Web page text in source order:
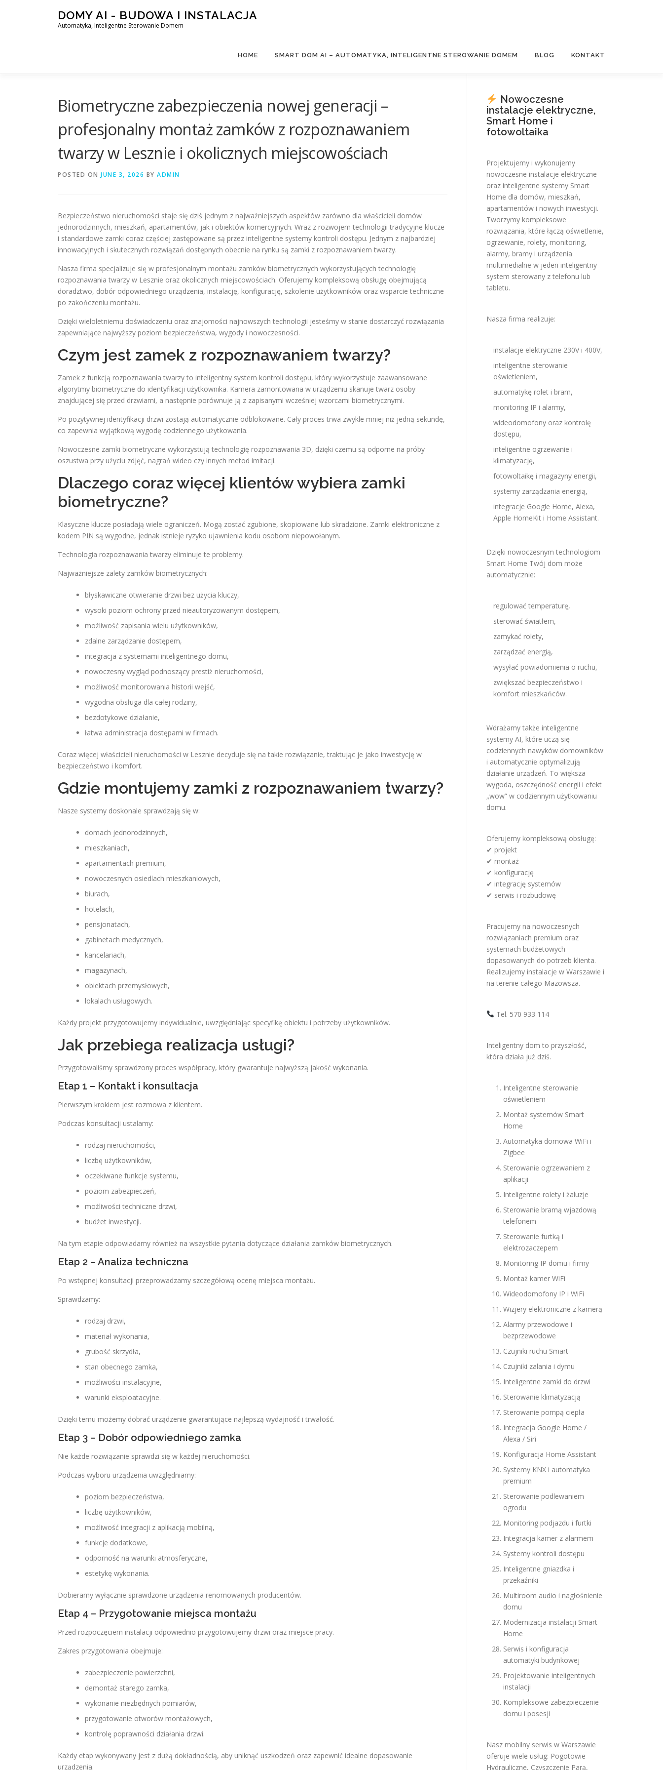
DOMY AI - BUDOWA I INSTALACJA
Automatyka, Inteligentne Sterowanie Domem
HOME SMART DOM AI – AUTOMATYKA, INTELIGENTNE STEROWANIE DOMEM BLOG KONTAKT
Biometryczne zabezpieczenia nowej generacji –
profesjonalny montaż zamków z rozpoznawaniem
twarzy w Lesznie i okolicznych miejscowościach
POSTED ON JUNE 3, 2026 BY ADMIN
Bezpieczeństwo nieruchomości staje się dziś jednym z najważniejszych aspektów zarówno dla właścicieli domów
jednorodzinnych, mieszkań, apartamentów, jak i obiektów komercyjnych. Wraz z rozwojem technologii tradycyjne klucze
i standardowe zamki coraz częściej zastępowane są przez inteligentne systemy kontroli dostępu. Jednym z najbardziej
innowacyjnych i skutecznych rozwiązań dostępnych obecnie na rynku są zamki z rozpoznawaniem twarzy.
Nasza firma specjalizuje się w profesjonalnym montażu zamków biometrycznych wykorzystujących technologię
rozpoznawania twarzy w Lesznie oraz okolicznych miejscowościach. Oferujemy kompleksową obsługę obejmującą
doradztwo, dobór odpowiedniego urządzenia, instalację, konfigurację, szkolenie użytkowników oraz wsparcie techniczne
po zakończeniu montażu.
Dzięki wieloletniemu doświadczeniu oraz znajomości najnowszych technologii jesteśmy w stanie dostarczyć rozwiązania
zapewniające najwyższy poziom bezpieczeństwa, wygody i nowoczesności.
Czym jest zamek z rozpoznawaniem twarzy?
Zamek z funkcją rozpoznawania twarzy to inteligentny system kontroli dostępu, który wykorzystuje zaawansowane
algorytmy biometryczne do identyfikacji użytkownika. Kamera zamontowana w urządzeniu skanuje twarz osoby
znajdującej się przed drzwiami, a następnie porównuje ją z zapisanymi wcześniej wzorcami biometrycznymi.
Po pozytywnej identyfikacji drzwi zostają automatycznie odblokowane. Cały proces trwa zwykle mniej niż jedną sekundę,
co zapewnia wyjątkową wygodę codziennego użytkowania.
Nowoczesne zamki biometryczne wykorzystują technologię rozpoznawania 3D, dzięki czemu są odporne na próby
oszustwa przy użyciu zdjęć, nagrań wideo czy innych metod imitacji.
Dlaczego coraz więcej klientów wybiera zamki
biometryczne?
Klasyczne klucze posiadają wiele ograniczeń. Mogą zostać zgubione, skopiowane lub skradzione. Zamki elektroniczne z
kodem PIN są wygodne, jednak istnieje ryzyko ujawnienia kodu osobom niepowołanym.
Technologia rozpoznawania twarzy eliminuje te problemy.
Najważniejsze zalety zamków biometrycznych:
błyskawiczne otwieranie drzwi bez użycia kluczy,
wysoki poziom ochrony przed nieautoryzowanym dostępem,
możliwość zapisania wielu użytkowników,
zdalne zarządzanie dostępem,
integracja z systemami inteligentnego domu,
nowoczesny wygląd podnoszący prestiż nieruchomości,
możliwość monitorowania historii wejść,
wygodna obsługa dla całej rodziny,
bezdotykowe działanie,
łatwa administracja dostępami w firmach.
Coraz więcej właścicieli nieruchomości w Lesznie decyduje się na takie rozwiązanie, traktując je jako inwestycję w
bezpieczeństwo i komfort.
Gdzie montujemy zamki z rozpoznawaniem twarzy?
Nasze systemy doskonale sprawdzają się w:
domach jednorodzinnych,
mieszkaniach,
apartamentach premium,
nowoczesnych osiedlach mieszkaniowych,
biurach,
hotelach,
pensjonatach,
gabinetach medycznych,
kancelariach,
magazynach,
obiektach przemysłowych,
lokalach usługowych.
Każdy projekt przygotowujemy indywidualnie, uwzględniając specyfikę obiektu i potrzeby użytkowników.
Jak przebiega realizacja usługi?
Przygotowaliśmy sprawdzony proces współpracy, który gwarantuje najwyższą jakość wykonania.
Etap 1 – Kontakt i konsultacja
Pierwszym krokiem jest rozmowa z klientem.
Podczas konsultacji ustalamy:
rodzaj nieruchomości,
liczbę użytkowników,
oczekiwane funkcje systemu,
poziom zabezpieczeń,
możliwości techniczne drzwi,
budżet inwestycji.
Na tym etapie odpowiadamy również na wszystkie pytania dotyczące działania zamków biometrycznych.
Etap 2 – Analiza techniczna
Po wstępnej konsultacji przeprowadzamy szczegółową ocenę miejsca montażu.
Sprawdzamy:
rodzaj drzwi,
materiał wykonania,
grubość skrzydła,
stan obecnego zamka,
możliwości instalacyjne,
warunki eksploatacyjne.
Dzięki temu możemy dobrać urządzenie gwarantujące najlepszą wydajność i trwałość.
Etap 3 – Dobór odpowiedniego zamka
Nie każde rozwiązanie sprawdzi się w każdej nieruchomości.
Podczas wyboru urządzenia uwzględniamy:
poziom bezpieczeństwa,
liczbę użytkowników,
możliwość integracji z aplikacją mobilną,
funkcje dodatkowe,
odporność na warunki atmosferyczne,
estetykę wykonania.
Dobieramy wyłącznie sprawdzone urządzenia renomowanych producentów.
Etap 4 – Przygotowanie miejsca montażu
Przed rozpoczęciem instalacji odpowiednio przygotowujemy drzwi oraz miejsce pracy.
Zakres przygotowania obejmuje:
zabezpieczenie powierzchni,
demontaż starego zamka,
wykonanie niezbędnych pomiarów,
przygotowanie otworów montażowych,
kontrolę poprawności działania drzwi.
Każdy etap wykonywany jest z dużą dokładnością, aby uniknąć uszkodzeń oraz zapewnić idealne dopasowanie
urządzenia.
Nowoczesne
instalacje elektryczne,
Smart Home i
fotowoltaika
Projektujemy i wykonujemy
nowoczesne instalacje elektryczne
oraz inteligentne systemy Smart
Home dla domów, mieszkań,
apartamentów i nowych inwestycji.
Tworzymy kompleksowe
rozwiązania, które łączą oświetlenie,
ogrzewanie, rolety, monitoring,
alarmy, bramy i urządzenia
multimedialne w jeden inteligentny
system sterowany z telefonu lub
tabletu.
Nasza firma realizuje:
instalacje elektryczne 230V i 400V,
inteligentne sterowanie
oświetleniem,
automatykę rolet i bram,
monitoring IP i alarmy,
wideodomofony oraz kontrolę
dostępu,
inteligentne ogrzewanie i
klimatyzację,
fotowoltaikę i magazyny energii,
systemy zarządzania energią,
integracje Google Home, Alexa,
Apple HomeKit i Home Assistant.
Dzięki nowoczesnym technologiom
Smart Home Twój dom może
automatycznie:
regulować temperaturę,
sterować światłem,
zamykać rolety,
zarządzać energią,
wysyłać powiadomienia o ruchu,
zwiększać bezpieczeństwo i
komfort mieszkańców.
Wdrażamy także inteligentne
systemy AI, które uczą się
codziennych nawyków domowników
i automatycznie optymalizują
działanie urządzeń. To większa
wygoda, oszczędność energii i efekt
„wow” w codziennym użytkowaniu
domu.
Oferujemy kompleksową obsługę:
✔ projekt
✔ montaż
✔ konfigurację
✔ integrację systemów
✔ serwis i rozbudowę
Pracujemy na nowoczesnych
rozwiązaniach premium oraz
systemach budżetowych
dopasowanych do potrzeb klienta.
Realizujemy instalacje w Warszawie i
na terenie całego Mazowsza.
Tel. 570 933 114
Inteligentny dom to przyszłość,
która działa już dziś.
Inteligentne sterowanie
oświetleniem
Montaż systemów Smart
Home
Automatyka domowa WiFi i
Zigbee
Sterowanie ogrzewaniem z
aplikacji
Inteligentne rolety i żaluzje
Sterowanie bramą wjazdową
telefonem
Sterowanie furtką i
elektrozaczepem
Monitoring IP domu i firmy
Montaż kamer WiFi
Wideodomofony IP i WiFi
Wizjery elektroniczne z kamerą
Alarmy przewodowe i
bezprzewodowe
Czujniki ruchu Smart
Czujniki zalania i dymu
Inteligentne zamki do drzwi
Sterowanie klimatyzacją
Sterowanie pompą ciepła
Integracja Google Home /
Alexa / Siri
Konfiguracja Home Assistant
Systemy KNX i automatyka
premium
Sterowanie podlewaniem
ogrodu
Monitoring podjazdu i furtki
Integracja kamer z alarmem
Systemy kontroli dostępu
Inteligentne gniazdka i
przekaźniki
Multiroom audio i nagłośnienie
domu
Modernizacja instalacji Smart
Home
Serwis i konfiguracja
automatyki budynkowej
Projektowanie inteligentnych
instalacji
Kompleksowe zabezpieczenie
domu i posesji
Nasz mobilny serwis w Warszawie
oferuje wiele usług: Pogotowie
Hydrauliczne, Czyszczenie Parą,